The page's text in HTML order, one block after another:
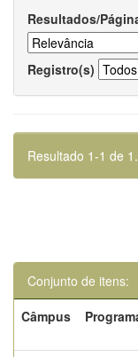
Resultados/
Registro(s)
Resultado 1-1 de 1.
Conjunto de itens:
Câmpus